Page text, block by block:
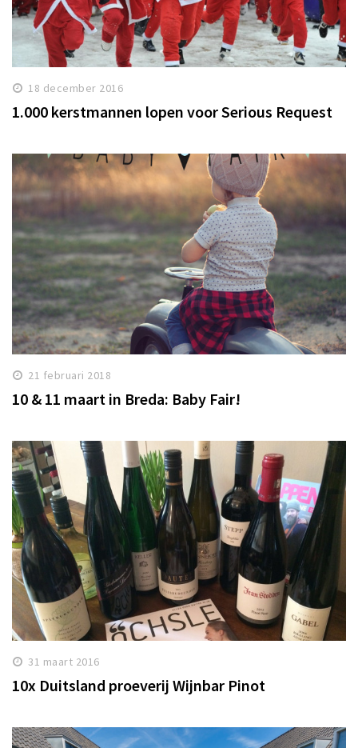
18 december 2016
1.000 kerstmannen lopen voor Serious Request
21 februari 2018
10 & 11 maart in Breda: Baby Fair!
31 maart 2016
10x Duitsland proeverij Wijnbar Pinot